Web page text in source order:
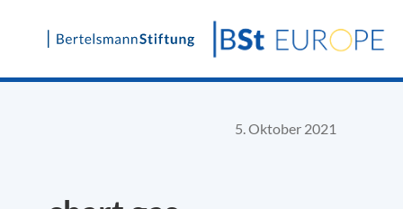
Skip
5. Oktober 2021